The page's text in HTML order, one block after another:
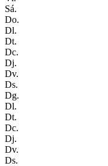
Sá.
Do.
Dl.
Dt.
Dc.
Dj.
Dv.
Ds.
Dg.
Dl.
Dt.
Dc.
Dj.
Dv.
Ds.